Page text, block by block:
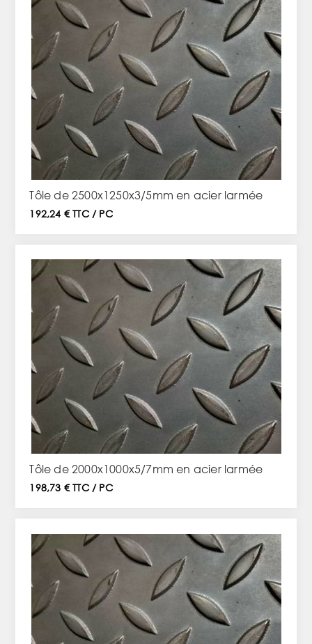
Tôle de 2500x1250x3/5mm en acier larmée
192,24 € TTC / PC
Tôle de 2000x1000x5/7mm en acier larmée
198,73 € TTC / PC